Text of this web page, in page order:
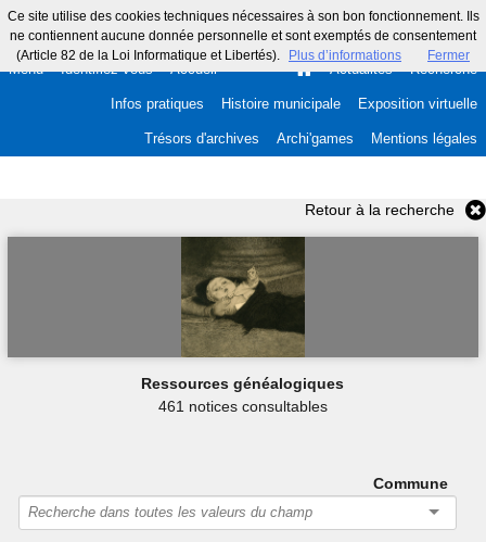
Ce site utilise des cookies techniques nécessaires à son bon fonctionnement. Ils
ne contiennent aucune donnée personnelle et sont exemptés de consentement
(Article 82 de la Loi Informatique et Libertés).
Plus d’informations Fermer
Menu Identifiez-vous Accueil Actualités Recherche
Infos pratiques Histoire municipale Exposition virtuelle
Trésors d'archives Archi'games Mentions légales
Retour à la recherche
Ressources généalogiques
461 notices consultables
Commune